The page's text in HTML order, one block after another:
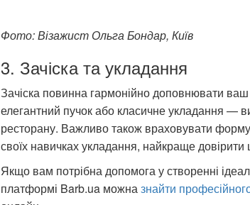
Фото: Візажист Ольга Бондар, Київ
3. Зачіска та укладання
Зачіска повинна гармонійно доповнювати ваш
елегантний пучок або класичне укладання —
ресторану. Важливо також враховувати
своїх навичках укладання, найкраще
Якщо вам потрібна допомога у створенні
платформі Barb.ua можназнайти